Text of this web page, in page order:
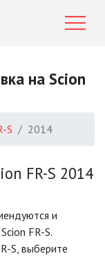
на Scion
S 2014
FR-S 2014
и
FR-S.
S, выберите